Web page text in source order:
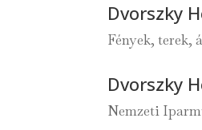
Dvorszky
Fények, terek,
Dvorszky
Nemzeti